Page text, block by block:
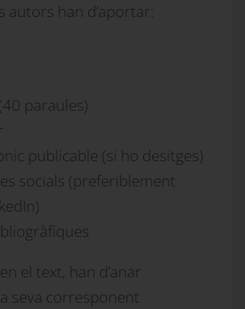
autors han d’aportar:
paraules)
publicable (si ho desitges)
socials (preferiblement
el text, han d’anar
seva corresponent